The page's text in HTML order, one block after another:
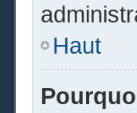
Haut